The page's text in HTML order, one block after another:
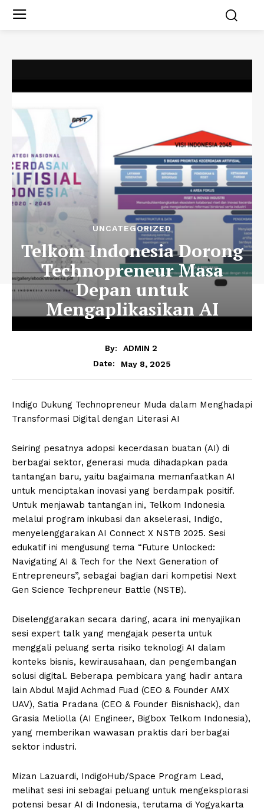
UNCATEGORIZED
Telkom Indonesia Dorong
Technopreneur Masa
Depan untuk
Mengaplikasikan AI
By:
ADMIN 2
Date:
May 8, 2025
Indigo Dukung Technopreneur Muda dalam Menghadapi
Transformasi Digital dengan Literasi AI
Seiring pesatnya adopsi kecerdasan buatan (AI) di
berbagai sektor, generasi muda dihadapkan pada
tantangan baru, yaitu bagaimana memanfaatkan AI
untuk menciptakan inovasi yang berdampak positif.
Untuk menjawab tantangan ini, Telkom Indonesia
melalui program inkubasi dan akselerasi, Indigo,
menyelenggarakan AI Connect X NSTB 2025. Sesi
edukatif ini mengusung tema “Future Unlocked:
Navigating AI & Tech for the Next Generation of
Entrepreneurs”, sebagai bagian dari kompetisi Next
Gen Science Techpreneur Battle (NSTB).
Diselenggarakan secara daring, acara ini menyajikan
sesi expert talk yang mengajak peserta untuk
menggali peluang serta risiko teknologi AI dalam
konteks bisnis, kewirausahaan, dan pengembangan
solusi digital. Beberapa pembicara yang hadir antara
lain Abdul Majid Achmad Fuad (CEO & Founder AMX
UAV), Satia Pradana (CEO & Founder Bisnishack), dan
Grasia Meliolla (AI Engineer, Bigbox Telkom Indonesia),
yang memberikan wawasan praktis dari berbagai
sektor industri.
Mizan Lazuardi, IndigoHub/Space Program Lead,
melihat sesi ini sebagai peluang untuk mengeksplorasi
potensi besar AI di Indonesia, terutama di Yogyakarta